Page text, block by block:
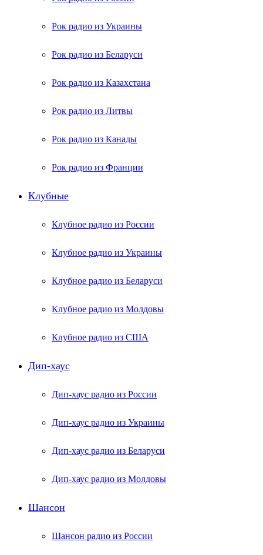
Рок радио из Украины
Рок радио из Беларуси
Рок радио из Казахстана
Рок радио из Литвы
Рок радио из Канады
Рок радио из Франции
Клубные
Клубное радио из России
Клубное радио из Украины
Клубное радио из Беларуси
Клубное радио из Молдовы
Клубное радио из США
Дип-хаус
Дип-хаус радио из России
Дип-хаус радио из Украины
Дип-хаус радио из Беларуси
Дип-хаус радио из Молдовы
Шансон
Шансон радио из России